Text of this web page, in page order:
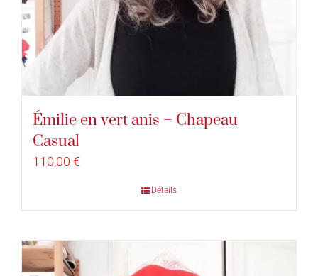
Émilie en vert anis – Chapeau
Casual
110,00 €
Détails